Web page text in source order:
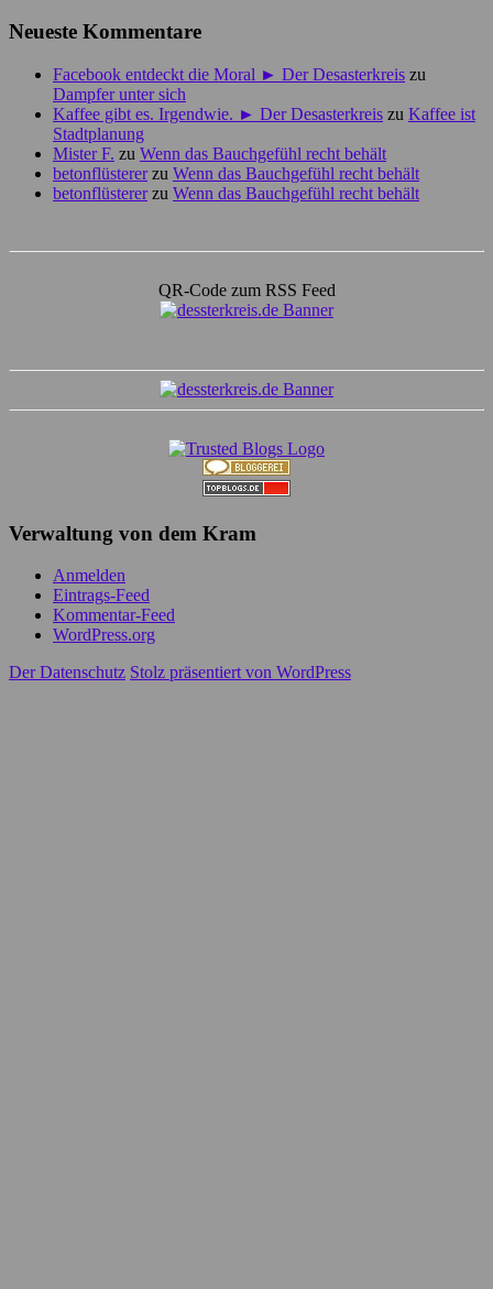
Neueste Kommentare
Facebook entdeckt die Moral ► Der Desasterkreis zu
Dampfer unter sich
Kaffee gibt es. Irgendwie. ► Der Desasterkreis zu Kaffee ist
Stadtplanung
Mister F. zu Wenn das Bauchgefühl recht behält
betonflüstererzu Wenn das Bauchgefühl recht behält
betonflüstererzu Wenn das Bauchgefühl recht behält
QR-Code zum RSS Feed
Verwaltung von dem Kram
Anmelden
Eintrags-Feed
Kommentar-Feed
WordPress.org
Der Datenschutz Stolz präsentiert von WordPress